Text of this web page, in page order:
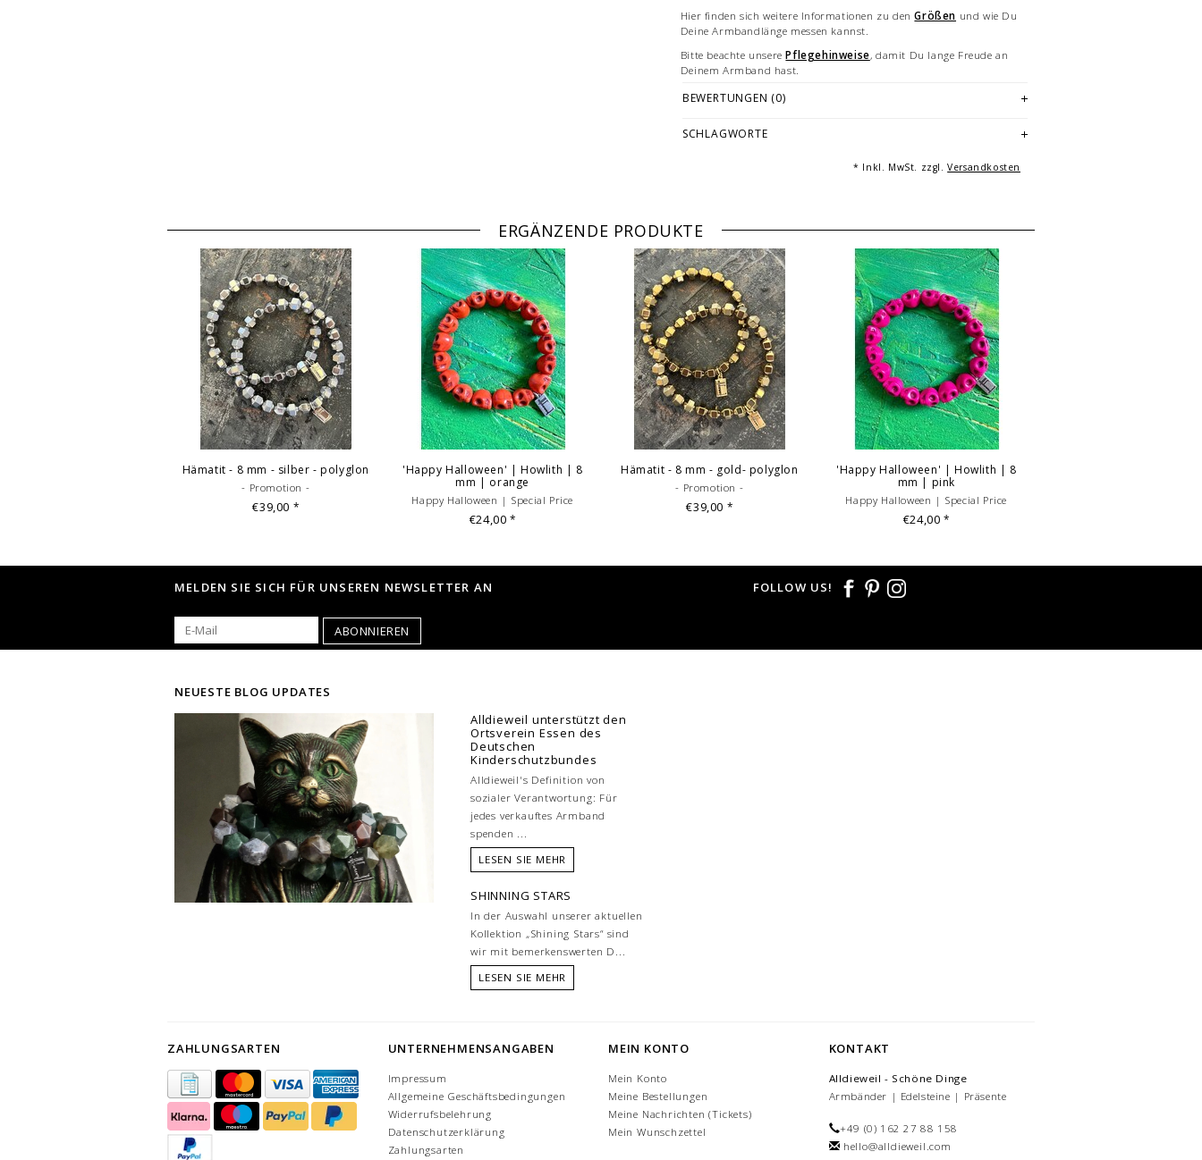
Hier finden sich weitere Informationen zu denGrößen und wie Du
Deine Armbandlänge messen kannst.
Bitte beachte unserePflegehinweise, damit Du lange Freude an
Deinem Armband hast.
Zu den verarbeiteten
Jedes Armband ist ein handgemachtes Unikat - hergestellt in
BEWERTUNGEN (0)
SCHLAGWORTE
* Inkl. MwSt. zzgl.Versandkosten
ERGÄNZENDE PRODUKTE
Hämatit - 8 mm - silber - polyglon
- Promotion -
€39,00 *
'Happy Halloween' | Howlith | 8
mm | orange
Happy Halloween | Special Price
€24,00*
Hämatit - 8 mm - gold- polyglon
- Promotion -
€39,00 *
'Happy Halloween' | Howlith | 8
mm | pink
Happy Halloween | Special Price
€24,00*
MELDEN SIE SICH FÜR UNSEREN NEWSLETTER AN
ABONNIEREN
FOLLOW US!
NEUESTE BLOG UPDATES
Alldieweil unterstützt den
Ortsverein Essen des
Deutschen
Kinderschutzbundes
Alldieweil's Definition von
sozialer Verantwortung: Für
jedes verkauftes Armband
spenden ...
LESEN SIE MEHR
SHINNING STARS
In der Auswahl unserer aktuellen
Kollektion „Shining Stars“ sind
wir mit bemerkenswerten D...
LESEN SIE MEHR
ZAHLUNGSARTEN UNTERNEHMENSANGABEN
Impressum
Allgemeine Geschäftsbedingungen
Widerrufsbelehrung
Datenschutzerklärung
Zahlungsarten
MEIN KONTO
Mein Konto
Meine Bestellungen
Meine Nachrichten (Tickets)
Mein Wunschzettel
KONTAKT
Alldieweil - Schöne Dinge
Armbänder | Edelsteine | Präsente
+49 (0) 162 27 88 158
hello@alldieweil.com